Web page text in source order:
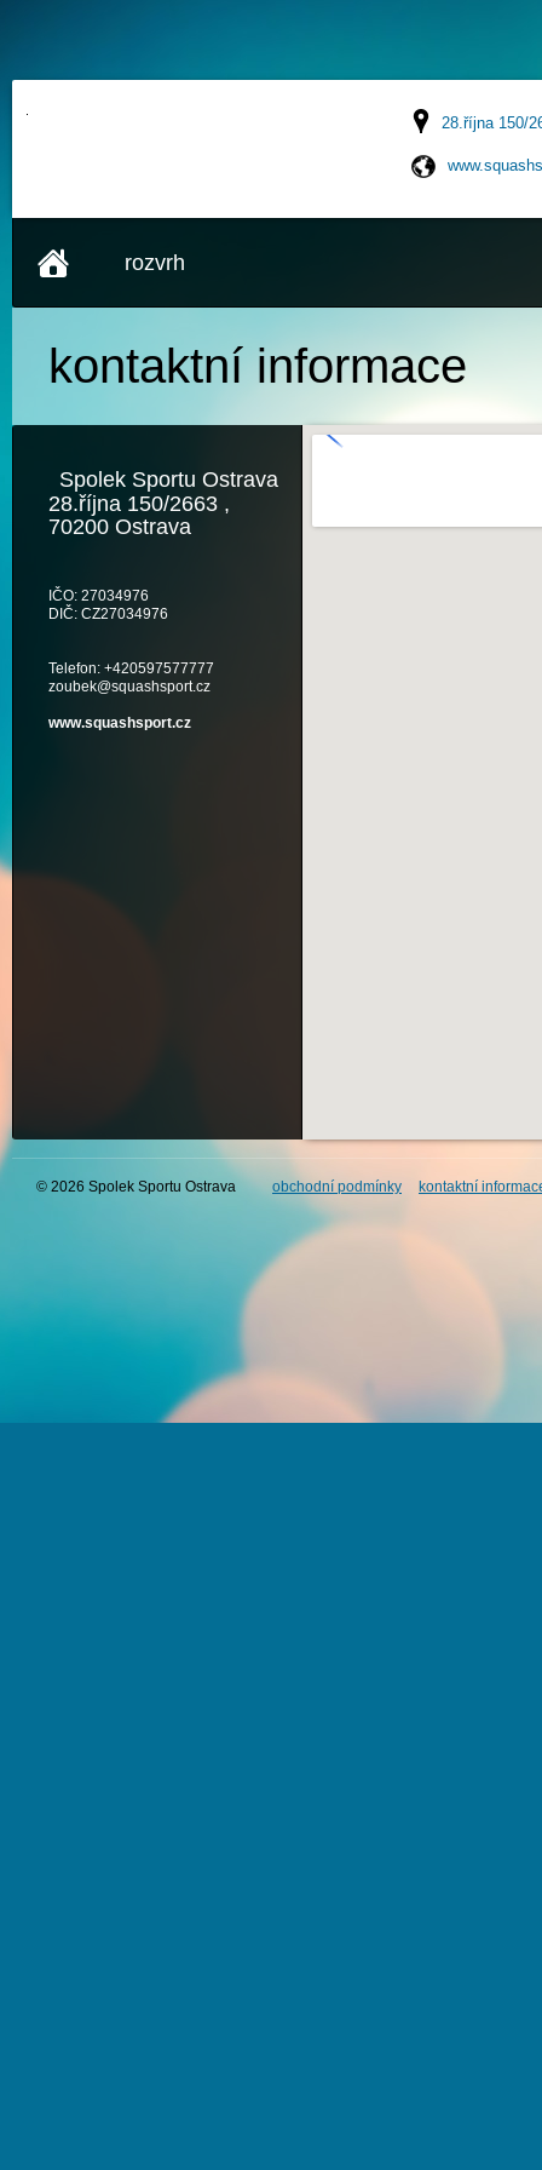
28.října 150/
rozvrh
kontaktní informace
Spolek Sportu Ostrava
28.října 150/2663 ,
70200 Ostrava
IČO: 27034976
DIČ: CZ27034976
Telefon: +420597577777
zoubek@squashsport.cz
www.squashsport.cz
© 2026 Spolek Sportu Ostrava obchodní podmínky kontaktní